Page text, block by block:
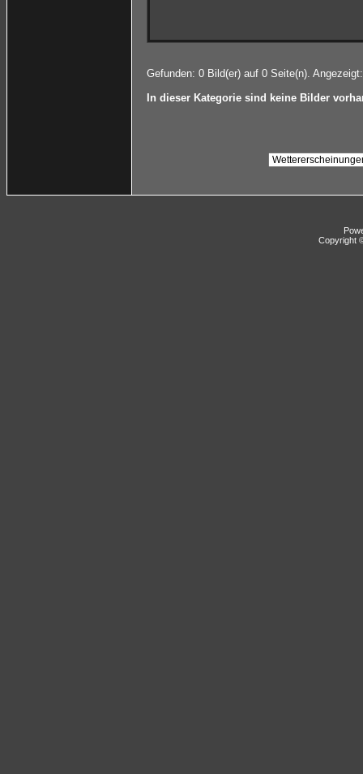
Gefunden: 0 Bild(er) auf 0 Seite(n).
In dieser Kategorie sind keine Bilder
Copyright